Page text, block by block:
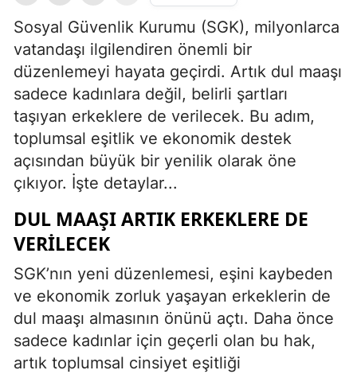
Sosyal Güvenlik Kurumu (SGK), milyonlarca
vatandaşı ilgilendiren önemli bir
düzenlemeyi hayata geçirdi. Artık dul maaşı
sadece kadınlara değil, belirli şartları
taşıyan erkeklere de verilecek. Bu adım,
toplumsal eşitlik ve ekonomik destek
açısından büyük bir yenilik olarak öne
çıkıyor. İşte detaylar...
DUL MAAŞI ARTIK ERKEKLERE DE
VERILECEK
SGK’nın yeni düzenlemesi, eşini kaybeden
ve ekonomik zorluk yaşayan erkeklerin de
dul maaşı almasının önünü açtı. Daha önce
sadece kadınlar için geçerli olan bu hak,
artık toplumsal cinsiyet eşitliği